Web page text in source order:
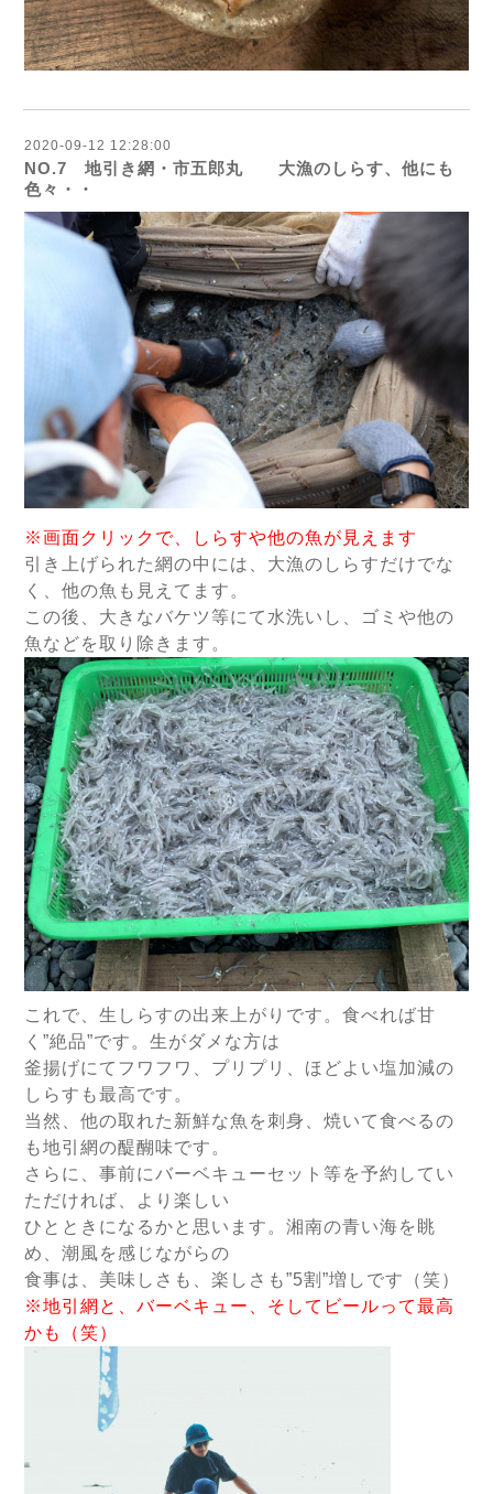
2020-09-12 12:28:00
NO.7 地引き網・市五郎丸 大漁のしらす、他にも
色々・・
※画面クリックで、しらすや他の魚が見えます
引き上げられた網の中には、大漁のしらすだけでな
く、他の魚も見えて ます。
この後、大きなバケツ等にて水洗いし、
ゴミや他の
魚などを取り除きます。
これで、生しらすの出来上がりです。食べれば甘
く”絶品”です。生がダメな方は
釜揚げにてフワフワ、プリプリ、ほどよい塩加減の
しらすも最高です。
当然、他の取れた新鮮な魚を刺身、焼いて食べるの
も地引網の醍醐味です。
さらに、事前にバーベキューセット等を予約してい
ただければ、より楽しい
ひとときになるかと思います。湘南の青い海を眺
め、潮風を感じながらの
食事は、美味しさも、楽しさも”5割”増しです（笑）
※地引網と、バーベキュー、そしてビールって最高
かも（笑）